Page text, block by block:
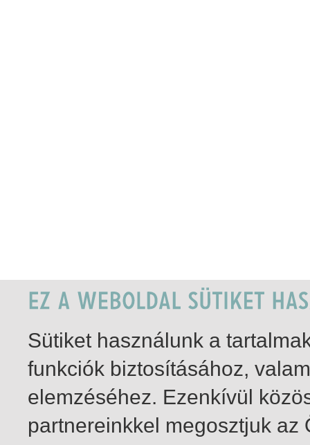
Sütiket használunk a
funkciók biztosításához,
elemzéséhez. Ezenkívül
partnereinkkel megosztjuk